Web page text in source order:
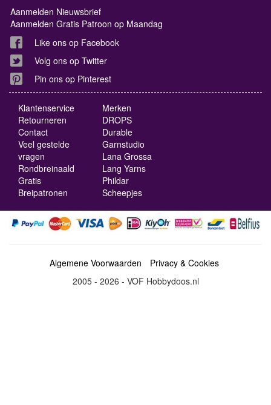
Aanmelden Nieuwsbrief
Aanmelden Gratis Patroon op Maandag
Like ons op Facebook
Volg ons op Twitter
Pin ons op Pinterest
Klantenservice
Retourneren
Contact
Veel gestelde
vragen
Rondbreinaald
Gratis
Breipatronen
Merken
DROPS
Durable
Garnstudio
Lana Grossa
Lang Yarns
Phildar
Scheepjes
Algemene Voorwaarden
Privacy & Cookies
2005 - 2026 - VOF Hobbydoos.nl